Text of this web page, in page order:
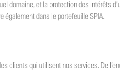
domaine, et la protection des intérêts
également dans le portefeuille SPIA.
clients qui utilisent nos services. De